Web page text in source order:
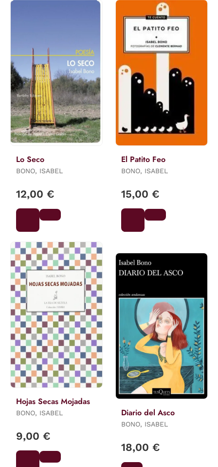
Lo Seco
BONO, ISABEL
12,00 €
El Patito Feo
BONO, ISABEL
15,00 €
Hojas Secas Mojadas
BONO, ISABEL
9,00 €
Diario del Asco
BONO, ISABEL
18,00 €